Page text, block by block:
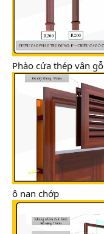
Phào cửa thép vân gỗ
ô nan chớp